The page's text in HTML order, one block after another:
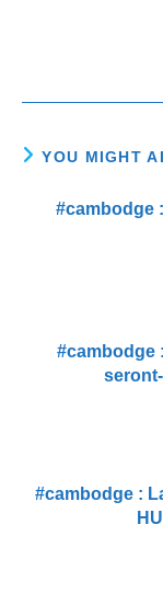
YOU MIGHT
#cambodge
#cambodge
#cambodge :